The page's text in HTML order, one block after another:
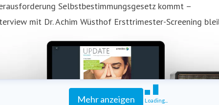
Selbstbestimmungsgesetz kommt –
mit Dr. Achim Wüsthof Ersttrimester-Screening
Mehr anzeigen Loading...